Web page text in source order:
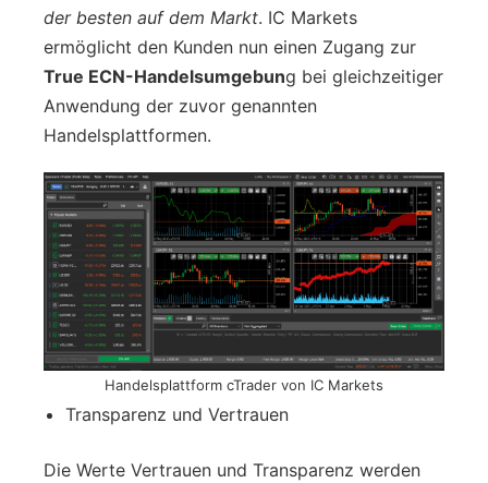
der besten auf dem Markt. IC Markets
ermöglicht den Kunden nun einen Zugang zur
True ECN-Handelsumgebung bei gleichzeitiger
Anwendung der zuvor genannten
Handelsplattformen.
Handelsplattform cTrader von IC Markets
Transparenz und Vertrauen
Die Werte Vertrauen und Transparenz werden